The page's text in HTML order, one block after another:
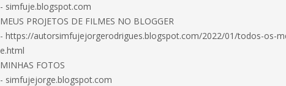
- simfuje.blogspot.com
MEUS PROJETOS DE FILMES NO BLOGGER
- https://autorsimfujejorgerodrigues.blogspot.com/2022/01/todos-os-
e.html
MINHAS FOTOS
- simfujejorge.blogspot.com